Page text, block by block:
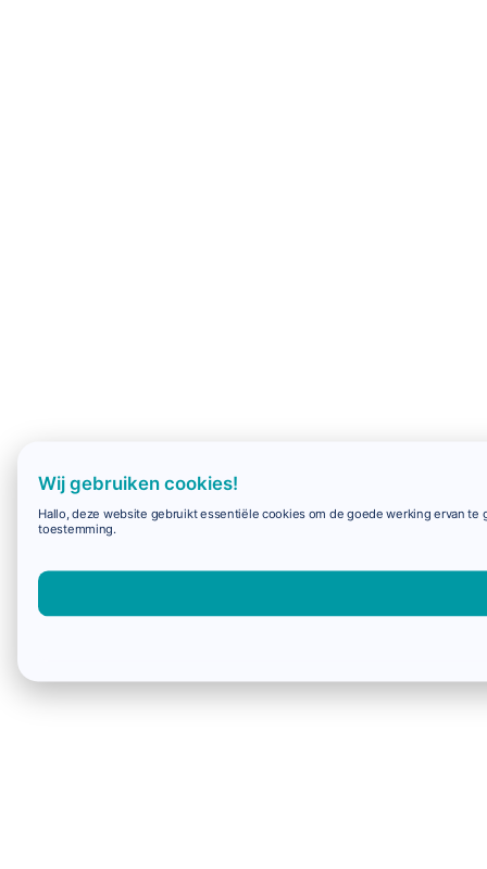
Wij gebruiken cookies!
Hallo, deze website gebruikt essentiële cookies om de goede werking ervan
toestemming.